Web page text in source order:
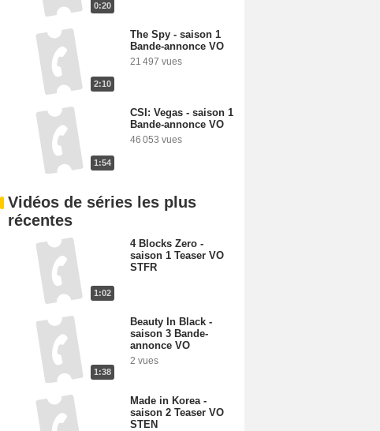
0:20
2:10
The Spy - saison 1
Bande-annonce VO
21 497 vues
1:54
CSI: Vegas - saison 1
Bande-annonce VO
46 053 vues
Vidéos de séries les plus
récentes
1:02
4 Blocks Zero -
saison 1 Teaser VO
STFR
1:38
Beauty In Black -
saison 3 Bande-
annonce VO
2 vues
Made in Korea -
saison 2 Teaser VO
STEN